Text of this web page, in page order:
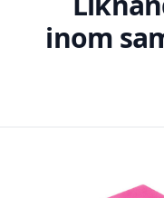
inom